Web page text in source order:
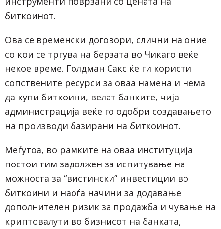
биткоинот.
Ова се временски договори, слични на оние
со кои се тргува на берзата во Чикаго веќе
некое време. Голдман Сакс ќе ги користи
сопствените ресурси за оваа намена и нема
да купи биткоини, велат банките, чија
администрација веќе го одобри создавањето
на производи базирани на биткоинот.
Меѓутоа, во рамките на оваа институција
постои тим задолжен за испитување на
можноста за “вистински” инвестиции во
биткоини и наоѓа начини за додавање
дополнителен ризик за продажба и чување на
криптовалути во бизнисот на банката,